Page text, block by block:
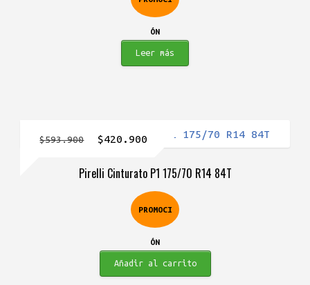
ÓN
$334.900.$293.900.
Leer más
Pirelli Cinturato P1 175/70 R14 84T
PROMOCI
ÓN
$593.900
El
original
$593.900.
$420.900
actual
es:
$420.900.
Añadir al carrito